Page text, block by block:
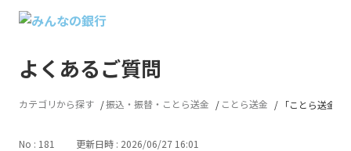
よくあるご質問
カテゴリから探す 振込・振替・ことら送金 ことら送金 「ことら送金
No : 181 更新日時 : 2026/06/27 16:01